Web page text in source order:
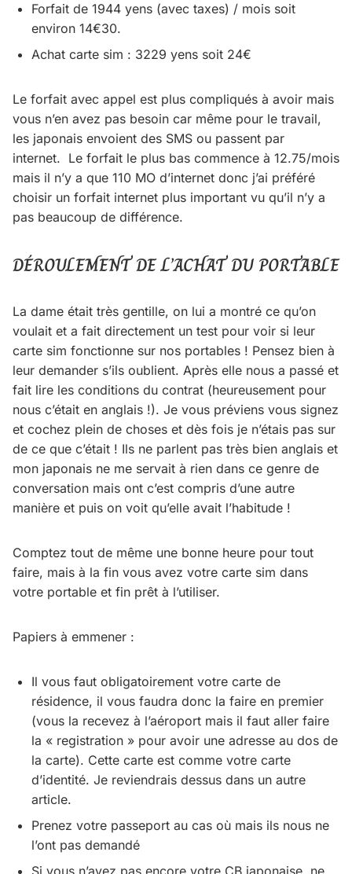
Forfait de 1944 yens (avec taxes) / mois soit
environ 14€30.
Achat carte sim : 3229 yens soit 24€
Le forfait avec appel est plus compliqués à avoir mais
vous n’en avez pas besoin car même pour le travail,
les japonais envoient des SMS ou passent par
internet. Le forfait le plus bas commence à 12.75/mois
mais il n’y a que 110 MO d’internet donc j’ai préféré
choisir un forfait internet plus important vu qu’il n’y a
pas beaucoup de différence.
DÉROULEMENT DE L’ACHAT DU PORTABLE
La dame était très gentille, on lui a montré ce qu’on
voulait et a fait directement un test pour voir si leur
carte sim fonctionne sur nos portables ! Pensez bien à
leur demander s’ils oublient. Après elle nous a passé et
fait lire les conditions du contrat (heureusement pour
nous c’était en anglais !). Je vous préviens vous signez
et cochez plein de choses et dès fois je n’étais pas sur
de ce que c’était ! Ils ne parlent pas très bien anglais et
mon japonais ne me servait à rien dans ce genre de
conversation mais ont c’est compris d’une autre
manière et puis on voit qu’elle avait l’habitude !
Comptez tout de même une bonne heure pour tout
faire, mais à la fin vous avez votre carte sim dans
votre portable et fin prêt à l’utiliser.
Papiers à emmener :
Il vous faut obligatoirement votre carte de
résidence, il vous faudra donc la faire en premier
(vous la recevez à l’aéroport mais il faut aller faire
la « registration » pour avoir une adresse au dos de
la carte). Cette carte est comme votre carte
d’identité. Je reviendrais dessus dans un autre
article.
Prenez votre passeport au cas où mais ils nous ne
l’ont pas demandé